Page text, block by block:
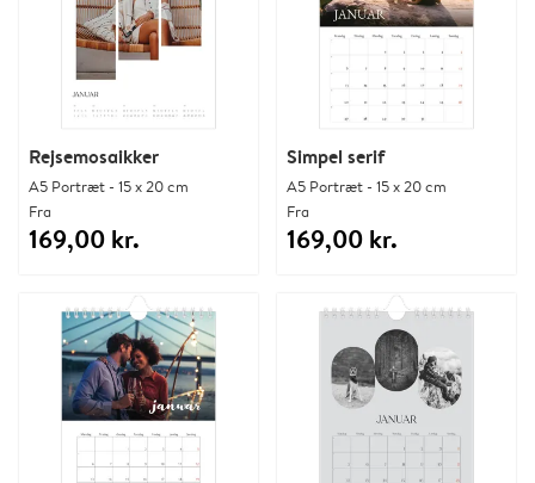
Rejsemosaikker
A5 Portræt - 15 x 20 cm
Fra
169,00 kr.
Simpel serif
A5 Portræt - 15 x 20 cm
Fra
169,00 kr.